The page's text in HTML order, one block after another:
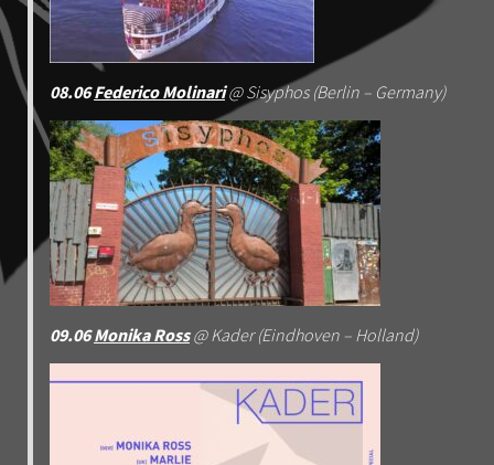
08.06Federico Molinari @ Sisyphos (Berlin – Germany)
09.06Monika Ross @ Kader (Eindhoven – Holland)